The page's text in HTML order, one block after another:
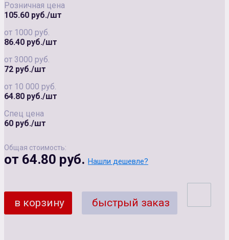
Розничная цена
105.60 руб./шт
от 1000 руб.
86.40 руб./шт
от 3000 руб.
72 руб./шт
от 10 000 руб.
64.80 руб./шт
Спец цена
60 руб./шт
Общая стоимость:
от 64.80 руб. Нашли дешевле?
в корзину быстрый заказ